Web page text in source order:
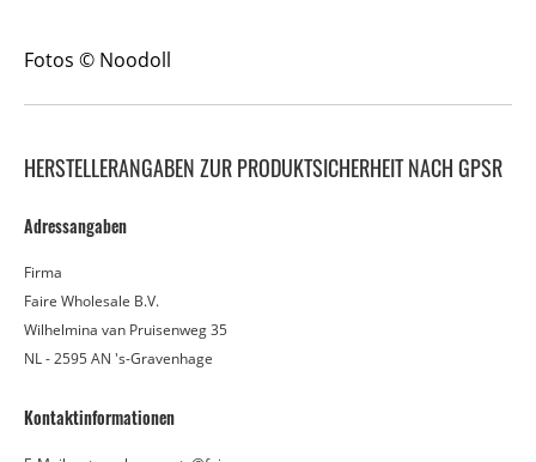
Fotos © Noodoll
HERSTELLERANGABEN ZUR PRODUKTSICHERHEIT NACH GPSR
Adressangaben
Firma
Faire Wholesale B.V.
Wilhelmina van Pruisenweg 35
NL - 2595 AN 's-Gravenhage
Kontaktinformationen